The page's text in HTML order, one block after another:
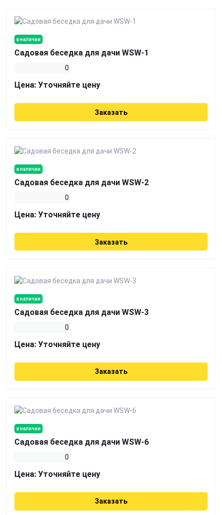
в наличии
Садовая беседка для дачи WSW-1
0
Цена: Уточняйте цену
Заказать
в наличии
Садовая беседка для дачи WSW-2
0
Цена: Уточняйте цену
Заказать
в наличии
Садовая беседка для дачи WSW-3
0
Цена: Уточняйте цену
Заказать
в наличии
Садовая беседка для дачи WSW-6
0
Цена: Уточняйте цену
Заказать